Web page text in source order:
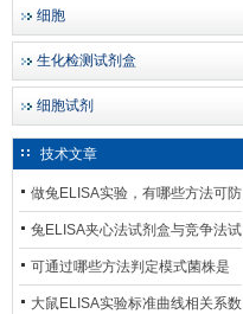
细胞
生化检测试剂盒
细胞试剂
技术文章
做兔ELISA实验，有哪些方法可防
止平台效应发生？
兔ELISA夹心法试剂盒与竞争法试
剂盒，适用检测场景存在哪些差
异？
可通过哪些方法判定模式菌株是
否存在杂菌污染？
大鼠ELISA实验标准曲线相关系数